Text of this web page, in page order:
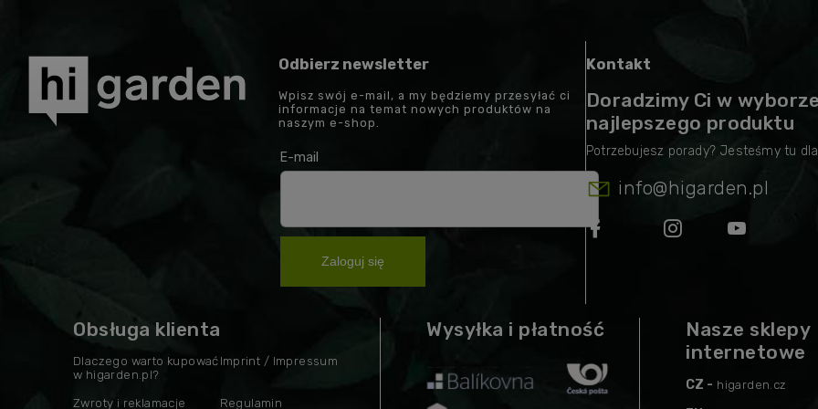
Odbierz newsletter
Wpisz swój e-mail, a my będziemy przesyłać ci
informacje na temat nowych produktów na
naszym e-shop.
E-mail
Zaloguj się
Kontakt
Doradzimy Ci w
najlepszego produktu
info@higarden.pl
Obsługa klienta
Dlaczego warto kupować
w higarden.pl?
Imprint / Impressum
Zwroty i reklamacje Regulamin
Wysyłka i płatność
Nasze sklepy
internetowe
CZ - higarden.cz